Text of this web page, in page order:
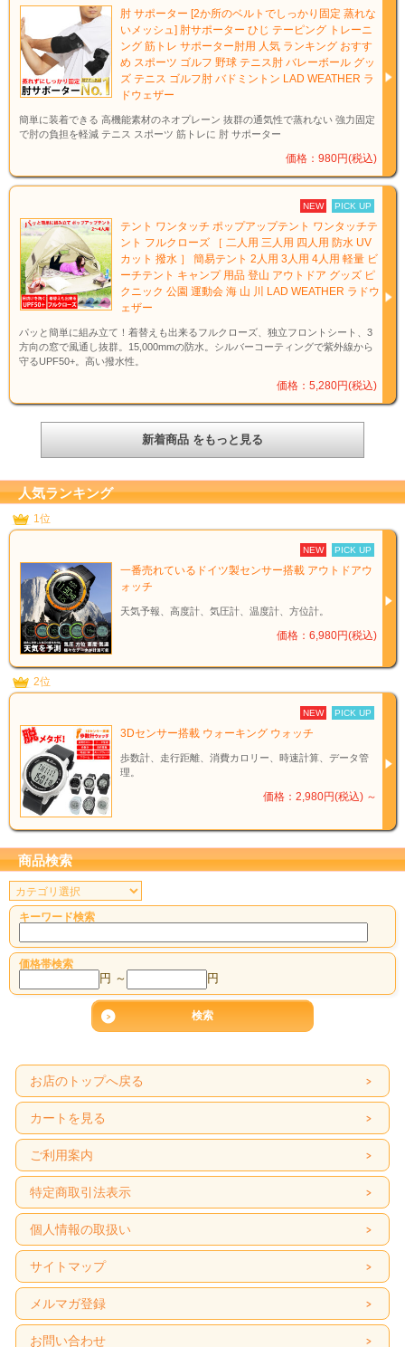
肘 サポーター [2か所のベルトでしっかり固定 蒸れな
いメッシュ] 肘サポーター ひじ テーピング トレーニ
ング 筋トレ サポーター肘用 人気 ランキング おすす
め スポーツ ゴルフ 野球 テニス肘 バレーボール グッ
ズ テニス ゴルフ肘 バドミントン LAD WEATHER ラ
ドウェザー
簡単に装着できる 高機能素材のネオプレーン 抜群の通気性で蒸れない 強力固定
で肘の負担を軽減 テニス スポーツ 筋トレに 肘 サポーター
価格：980円(税込)
NEW PICK UP
テント ワンタッチ ポップアップテント ワンタッチテ
ント フルクローズ ［ 二人用 三人用 四人用 防水 UV
カット 撥水 ］ 簡易テント 2人用 3人用 4人用 軽量 ビ
ーチテント キャンプ 用品 登山 アウトドア グッズ ピ
クニック 公園 運動会 海 山 川 LAD WEATHER ラドウ
ェザー
パッと簡単に組み立て！着替えも出来るフルクローズ、独立フロントシート、3
方向の窓で風通し抜群。15,000mmの防水。シルバーコーティングで紫外線から
守るUPF50+。高い撥水性。
価格：5,280円(税込)
新着商品 をもっと見る
人気ランキング
1位
NEW PICK UP
一番売れているドイツ製センサー搭載 アウトドアウ
ォッチ
天気予報、高度計、気圧計、温度計、方位計。
価格：6,980円(税込)
2位
NEW PICK UP
3Dセンサー搭載 ウォーキング ウォッチ
歩数計、走行距離、消費カロリー、時速計算、データ管
理。
価格：2,980円(税込) ～
商品検索
キーワード検索
価格帯検索
円 ～ 円
お店のトップへ戻る
カートを見る
ご利用案内
特定商取引法表示
個人情報の取扱い
サイトマップ
メルマガ登録
お問い合わせ